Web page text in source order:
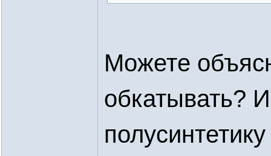
Можете
обкатывать?